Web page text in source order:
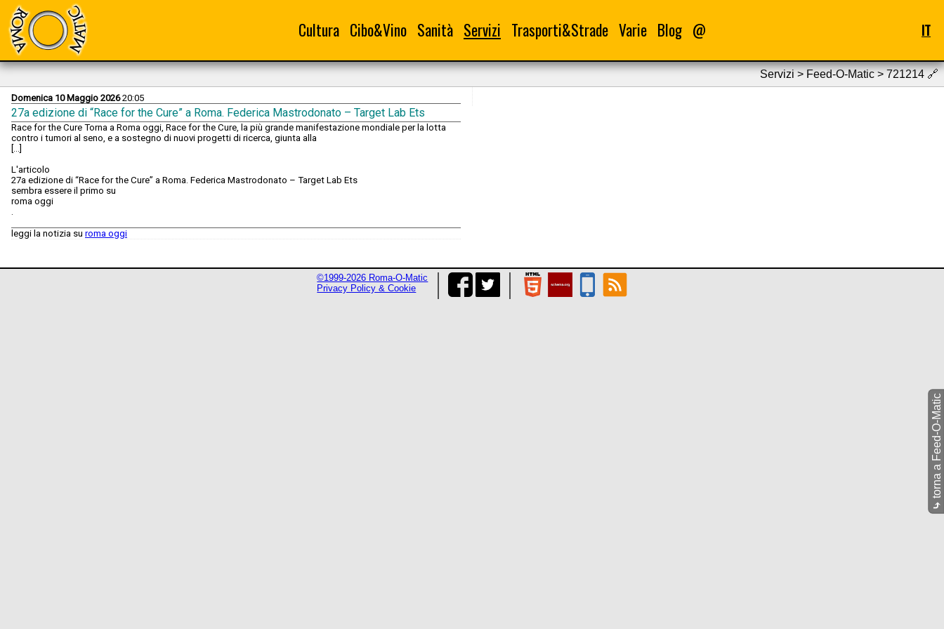
Cultura Cibo&Vino Sanità Servizi Trasporti&Strade Varie Blog @ IT
Servizi > Feed-O-Matic > 721214 🔗
Domenica 10 Maggio 202620:05
27a edizione di “Race for the Cure” a Roma. Federica Mastrodonato – Target Lab Ets
Race for the Cure Torna a Roma oggi, Race for the Cure, la più grande manifestazione mondiale per la lotta
contro i tumori al seno, e a sostegno di nuovi progetti di ricerca, giunta alla
[...]
L'articolo
27a edizione di “Race for the Cure” a Roma. Federica Mastrodonato – Target Lab Ets
sembra essere il primo su
roma oggi
.
leggi la notizia su roma oggi
⤷
torna a Feed-O-Matic
©1999-2026 Roma-O-Matic
Privacy Policy & Cookie